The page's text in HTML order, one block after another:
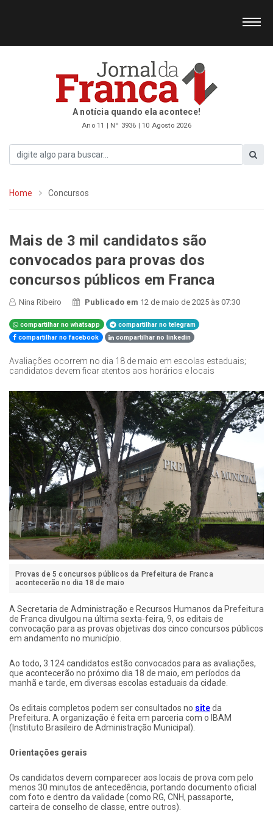
A notícia quando ela acontece!
Ano 11 | Nº 3936 | 10 Agosto 2026
Home Concursos
Mais de 3 mil candidatos são
convocados para provas dos
concursos públicos em Franca
Nina Ribeiro Publicado em 12 de maio de 2025 às 07:30
compartilhar no whatsapp
compartilhar no telegram
compartilhar no facebook
compartilhar no linkedin
Avaliações ocorrem no dia 18 de maio em escolas estaduais;
candidatos devem ficar atentos aos horários e locais
Provas de 5 concursos públicos da Prefeitura de Franca
acontecerão no dia 18 de maio
A Secretaria de Administração e Recursos Humanos da Prefeitura
de Franca divulgou na última sexta-feira, 9, os editais de
convocação para as provas objetivas dos cinco concursos públicos
em andamento no município.
Ao todo, 3.124 candidatos estão convocados para as avaliações,
que acontecerão no próximo dia 18 de maio, em períodos da
manhã e tarde, em diversas escolas estaduais da cidade.
Os editais completos podem ser consultados no siteda
Prefeitura. A organização é feita em parceria com o IBAM
(Instituto Brasileiro de Administração Municipal).
Orientações gerais
Os candidatos devem comparecer aos locais de prova com pelo
menos 30 minutos de antecedência, portando documento oficial
com foto e dentro da validade (como RG, CNH, passaporte,
carteira de conselho de classe, entre outros).